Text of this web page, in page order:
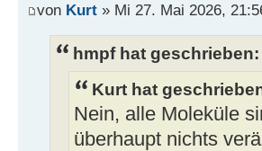
von Kurt » Mi 27. Mai 2026,
hmpf hat geschrieben:
Kurt hat
Nein, alle Moleküle
überhaupt nichts